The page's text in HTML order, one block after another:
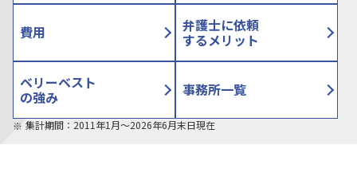
費用 弁護士に依頼
するメリット
ベリーベスト
の強み 事務所一覧
集計期間：2011年1月〜2026年6月末日現在